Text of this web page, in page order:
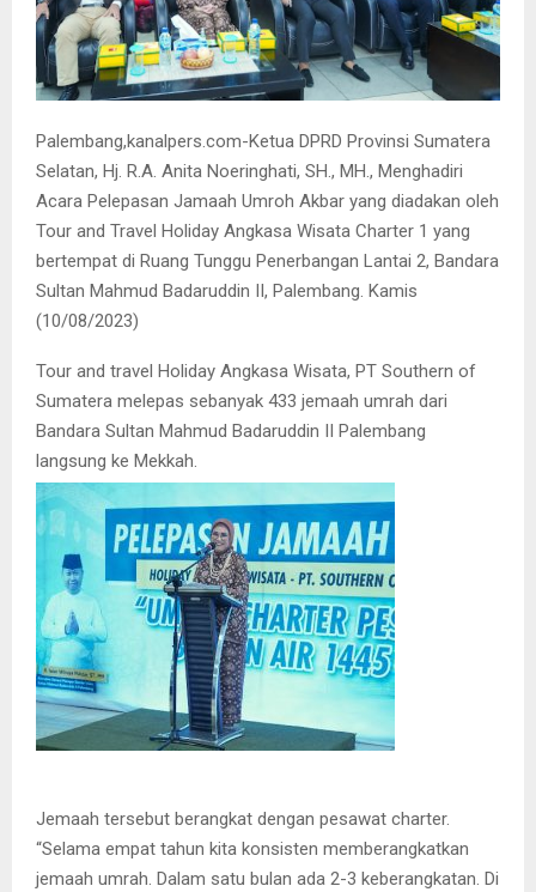
Palembang,kanalpers.com-Ketua DPRD Provinsi Sumatera
Selatan, Hj. R.A. Anita Noeringhati, SH., MH., Menghadiri
Acara Pelepasan Jamaah Umroh Akbar yang diadakan oleh
Tour and Travel Holiday Angkasa Wisata Charter 1 yang
bertempat di Ruang Tunggu Penerbangan Lantai 2, Bandara
Sultan Mahmud Badaruddin II, Palembang. Kamis
(10/08/2023)
Tour and travel Holiday Angkasa Wisata, PT Southern of
Sumatera melepas sebanyak 433 jemaah umrah dari
Bandara Sultan Mahmud Badaruddin II Palembang
langsung ke Mekkah.
Jemaah tersebut berangkat dengan pesawat charter.
“Selama empat tahun kita konsisten memberangkatkan
jemaah umrah. Dalam satu bulan ada 2-3 keberangkatan. Di